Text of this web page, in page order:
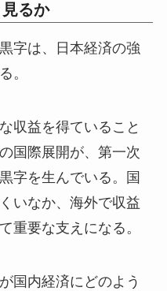
見るか
字は、日本経済の強
。
収益を得ていること
国際展開が、第一次
字を生んでいる。国
いなか、海外で収益
重要な支えになる。
国内経済にどのよう